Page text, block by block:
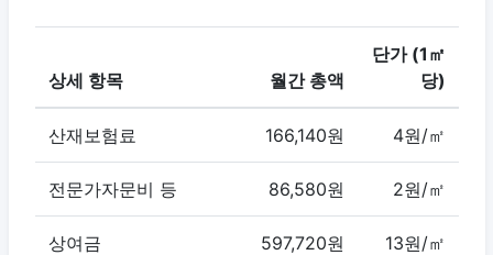
상세 항목 월간 총액
단가 (1㎡
당)
산재보험료 166,140원 4원/㎡
전문가자문비 등 86,580원 2원/㎡
상여금 597,720원 13원/㎡